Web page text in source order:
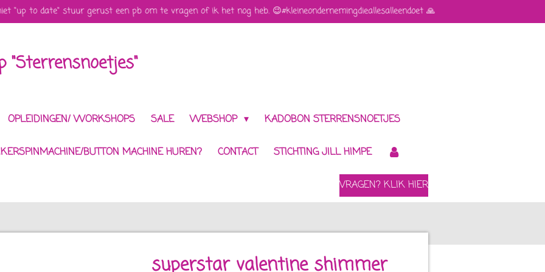
"up to date" stuur gerust een pb om te vragen of ik het nog heb. 😉#kleineondernemingdieallesalleendoet 🙏
"Sterrensnoetjes"
OPLEIDINGEN/ WORKSHOPS SALE WEBSHOP KADOBON STERRENSNOETJES
BUTTON MACHINE HUREN? CONTACT STICHTING JILL HIMPE
VRAGEN? KLIK HIER
superstar valentine shimmer